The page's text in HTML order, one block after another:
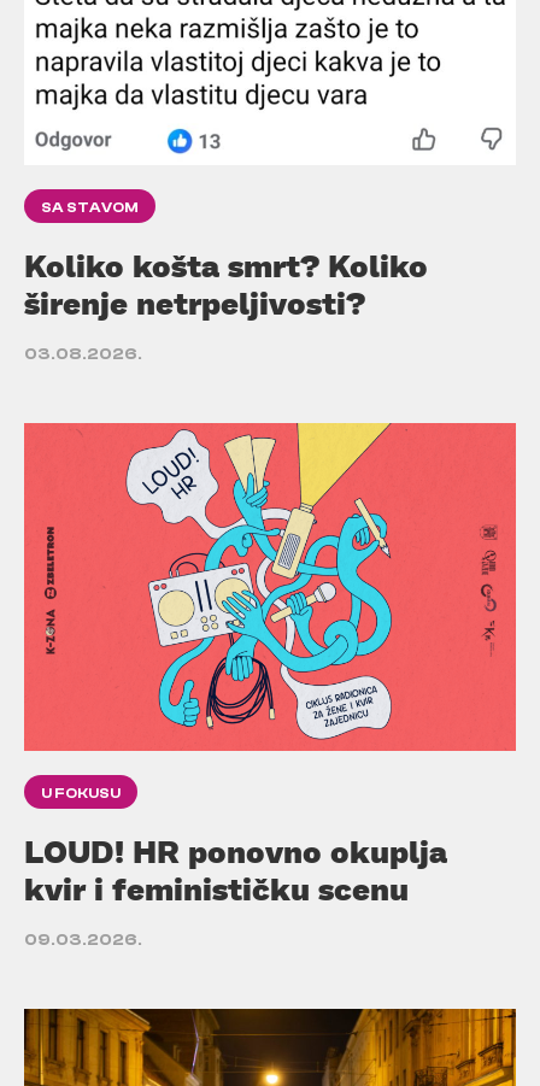
SA STAVOM
Koliko košta smrt? Koliko
širenje netrpeljivosti?
03.08.2026.
U FOKUSU
LOUD! HR ponovno okuplja
kvir i feminističku scenu
09.03.2026.